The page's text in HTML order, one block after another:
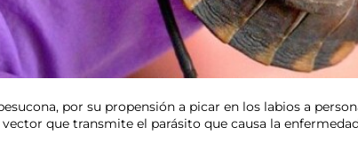
por su propensión a picar en los labios a
que transmite el parásito que causa la